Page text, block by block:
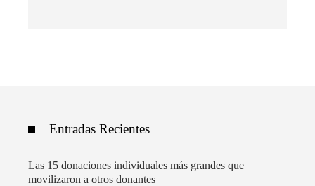
Entradas Recientes
Las 15 donaciones individuales más grandes que
movilizaron a otros donantes